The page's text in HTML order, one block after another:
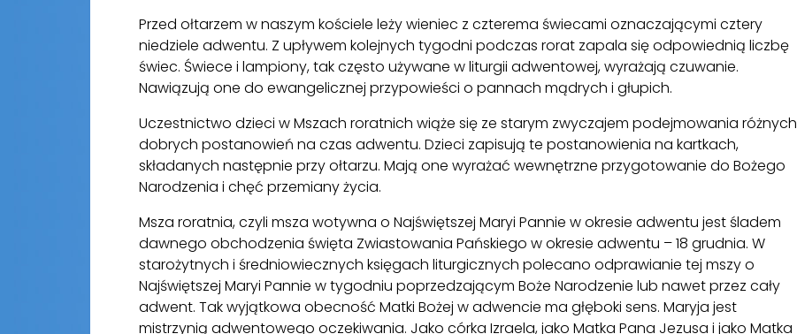
Przed ołtarzem w naszym kościele leży wieniec z czterema świecami oznaczającymi cztery
niedziele adwentu. Z upływem kolejnych tygodni podczas rorat zapala się odpowiednią liczbę
świec. Świece i lampiony, tak często używane w liturgii adwentowej, wyrażają czuwanie.
Nawiązują one do ewangelicznej przypowieści o pannach mądrych i głupich.
Uczestnictwo dzieci w Mszach roratnich wiąże się ze starym zwyczajem podejmowania różnych
dobrych postanowień na czas adwentu. Dzieci zapisują te postanowienia na kartkach,
składanych następnie przy ołtarzu. Mają one wyrażać wewnętrzne przygotowanie do Bożego
Narodzenia i chęć przemiany życia.
Msza roratnia, czyli msza wotywna o Najświętszej Maryi Pannie w okresie adwentu jest śladem
dawnego obchodzenia święta Zwiastowania Pańskiego w okresie adwentu – 18 grudnia. W
starożytnych i średniowiecznych księgach liturgicznych polecano odprawianie tej mszy o
Najświętszej Maryi Pannie w tygodniu poprzedzającym Boże Narodzenie lub nawet przez cały
adwent. Tak wyjątkowa obecność Matki Bożej w adwencie ma głęboki sens. Maryja jest
mistrzynią adwentowego oczekiwania. Jako córka Izraela, jako Matka Pana Jezusa i jako Matka